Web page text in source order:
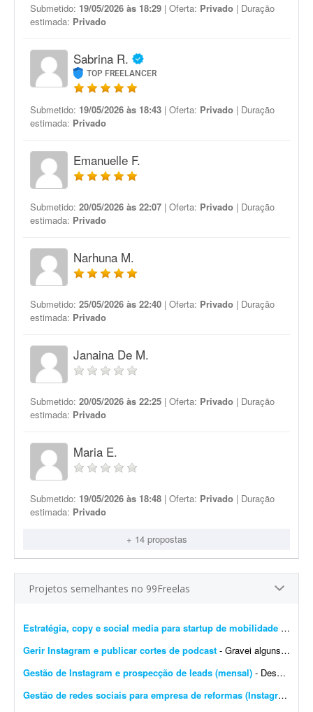
Submetido: 19/05/2026 às 18:29 | Oferta: Privado | Duração
estimada: Privado
Sabrina R.
TOP FREELANCER
Submetido: 19/05/2026 às 18:43 | Oferta: Privado | Duração
estimada: Privado
Emanuelle F.
Submetido: 20/05/2026 às 22:07 | Oferta: Privado | Duração
estimada: Privado
Narhuna M.
Submetido: 25/05/2026 às 22:40 | Oferta: Privado | Duração
estimada: Privado
Janaina De M.
Submetido: 20/05/2026 às 22:25 | Oferta: Privado | Duração
estimada: Privado
Maria E.
Submetido: 19/05/2026 às 18:48 | Oferta: Privado | Duração
estimada: Privado
+ 14 propostas
Projetos semelhantes no 99Freelas
Estratégia, copy e social media para startup de mobilidade
Gerir Instagram e publicar cortes de podcast - Gravei alguns episódios de podcast e preciso de alguém para postar e gerir meu Instagram ? não tenho paciência para isso kkk. Eu já tenho 7 podcasts gravados que ...
Gestão de Instagram e prospecção de leads (mensal) - Descrição Busco um(a) freelancer para apoiar o marketing de uma startup SaaS voltada para o mercado de body piercing. O objetivo é executar atividades de marketing durante 30...
Gestão de redes sociais para empresa de reformas (Instagram e TikTok)